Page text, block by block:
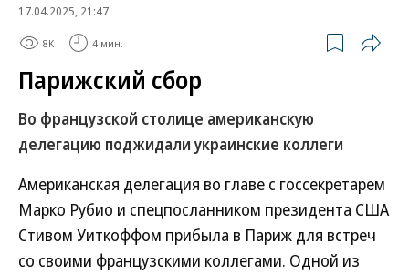
17.04.2025, 21:47
8K 4 мин.
Парижский сбор
Во французской столице американскую
делегацию поджидали украинские коллеги
Американская делегация во главе с госсекретарем
Марко Рубио и спецпосланником президента США
Стивом Уиткоффом прибыла в Париж для встреч
со своими французскими коллегами. Одной из